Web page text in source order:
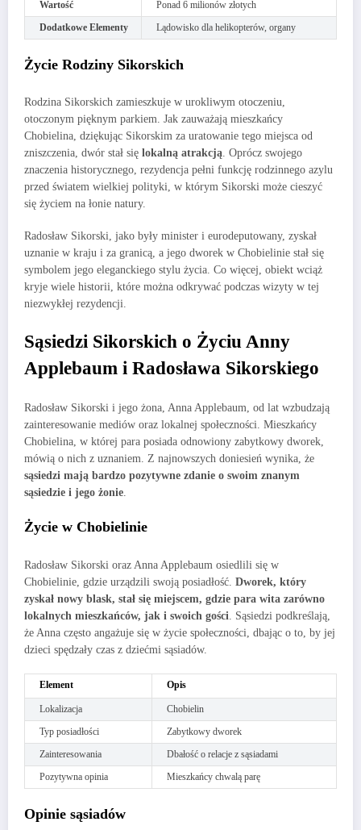
Wartość
Ponad 6 milionów złotych
Dodatkowe Elementy
Lądowisko dla helikopterów, organy
Życie Rodziny Sikorskich
Rodzina Sikorskich zamieszkuje w urokliwym otoczeniu,
otoczonym pięknym parkiem. Jak zauważają mieszkańcy
Chobielina, dziękując Sikorskim za uratowanie tego miejsca od
zniszczenia, dwór stał się lokalną atrakcją. Oprócz swojego
znaczenia historycznego, rezydencja pełni funkcję rodzinnego azylu
przed światem wielkiej polityki, w którym Sikorski może cieszyć
się życiem na łonie natury.
Radosław Sikorski, jako były minister i eurodeputowany, zyskał
uznanie w kraju i za granicą, a jego dworek w Chobielinie stał się
symbolem jego eleganckiego stylu życia. Co więcej, obiekt wciąż
kryje wiele historii, które można odkrywać podczas wizyty w tej
niezwykłej rezydencji.
Sąsiedzi Sikorskich o Życiu Anny
Applebaum i Radosława Sikorskiego
Radosław Sikorski i jego żona, Anna Applebaum, od lat wzbudzają
zainteresowanie mediów oraz lokalnej społeczności. Mieszkańcy
Chobielina, w której para posiada odnowiony zabytkowy dworek,
mówią o nich z uznaniem. Z najnowszych doniesień wynika, że
sąsiedzi mają bardzo pozytywne zdanie o swoim znanym
sąsiedzie i jego żonie.
Życie w Chobielinie
Radosław Sikorski oraz Anna Applebaum osiedlili się w
Chobielinie, gdzie urządzili swoją posiadłość. Dworek, który
zyskał nowy blask, stał się miejscem, gdzie para wita zarówno
lokalnych mieszkańców, jak i swoich gości . Sąsiedzi podkreślają,
że Anna często angażuje się w życie społeczności, dbając o to, by jej
dzieci spędzały czas z dziećmi sąsiadów.
Element Opis
Lokalizacja
Chobielin
Typ posiadłości
Zabytkowy dworek
Zainteresowania
Dbałość o relacje z sąsiadami
Pozytywna opinia
Mieszkańcy chwalą parę
Opinie sąsiadów